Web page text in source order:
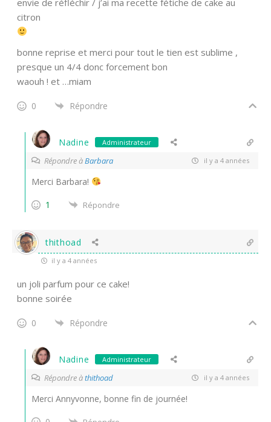
citron
bonne reprise et merci pour tout le tien est sublime ,
presque un 4/4 donc forcement bon
waouh ! et …miam
0 Répondre
Nadine Administrateur
Répondre àBarbara il y a 4 années
Merci Barbara!
1
Répondre
thithoad
il y a 4 années
un joli parfum pour ce cake!
bonne soirée
0 Répondre
Nadine Administrateur
Répondre àthithoad il y a 4 années
Merci Annyvonne, bonne fin de journée!